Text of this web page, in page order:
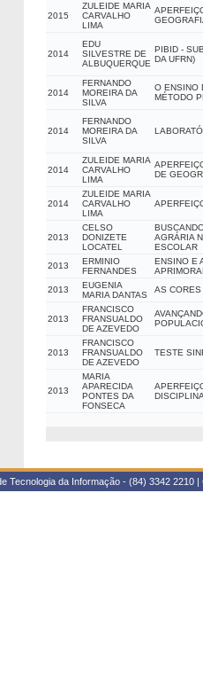
2015
ZULEIDE MARIA
CARVALHO
LIMA
2014
EDU
SILVESTRE DE
ALBUQUERQUE
PIBID -
DA UFRN)
2014
FERNANDO
MOREIRA DA
SILVA
O ENSINO
MÉTODO
2014
FERNANDO
MOREIRA DA
SILVA
2014
ZULEIDE MARIA
CARVALHO
LIMA
DE
2014
ZULEIDE MARIA
CARVALHO
LIMA
2013
CELSO
DONIZETE
LOCATEL
AGRÁRIA
ESCOLAR
2013
ERMINIO
FERNANDES
ENSINO E
2013
EUGENIA
MARIA DANTAS
AS
2013
FRANCISCO
FRANSUALDO
DE AZEVEDO
2013
FRANCISCO
FRANSUALDO
DE AZEVEDO
TESTE
2013
MARIA
APARECIDA
PONTES DA
FONSECA
Tecnologia da Informação - (84) 3342